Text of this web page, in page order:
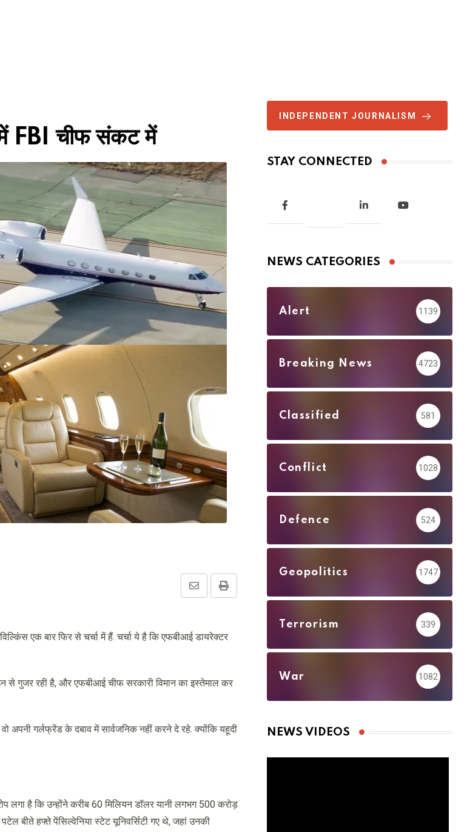
FBI चीफ संकट में
Print
Share
एक बार फिर से चर्चा में हैं. चर्चा ये है कि एफबीआई डायरेक्टर
से गुजर रही है, और एफबीआई चीफ सरकारी विमान का इस्तेमाल कर
गर्लफ्रेंड के दबाव में सार्वजनिक नहीं करने दे रहे. क्योंकि यहूदी
है कि उन्होंने करीब 60 मिलियन डॉलर यानी लगभग 500 करोड़
बीते हफ्ते पेंसिल्वेनिया स्टेट यूनिवर्सिटी गए थे, जहां उनकी
INDEPENDENT JOURNALISM
STAY CONNECTED
NEWS CATEGORIES
Alert 1139
Breaking News 4723
Classified 581
Conflict 1028
Defence 524
Geopolitics 1747
Terrorism 339
War 1082
NEWS VIDEOS